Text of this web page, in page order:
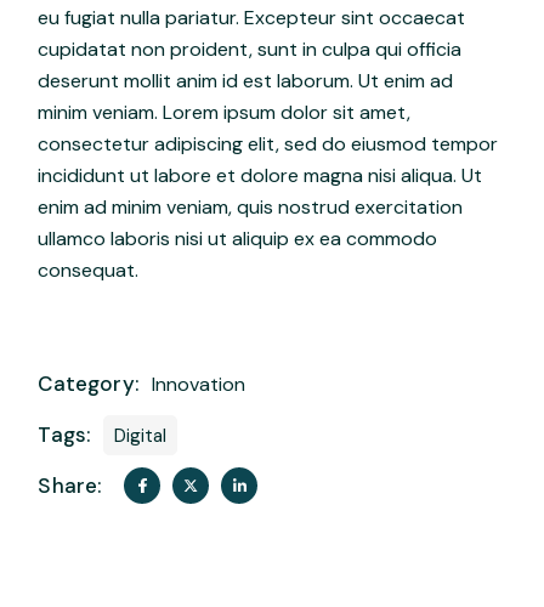
eu fugiat nulla pariatur. Excepteur sint occaecat
cupidatat non proident, sunt in culpa qui officia
deserunt mollit anim id est laborum. Ut enim ad
minim veniam. Lorem ipsum dolor sit amet,
consectetur adipiscing elit, sed do eiusmod tempor
incididunt ut labore et dolore magna nisi aliqua. Ut
enim ad minim veniam, quis nostrud exercitation
ullamco laboris nisi ut aliquip ex ea commodo
consequat.
Category: Innovation
Tags: Digital
Share: